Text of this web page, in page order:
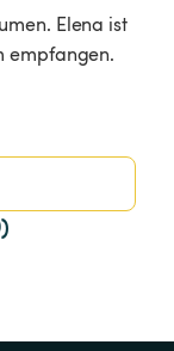
Elena ist
empfangen.